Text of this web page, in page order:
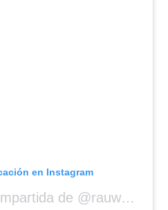
en Instagram
Una publicación compartida de @rauwalejandro